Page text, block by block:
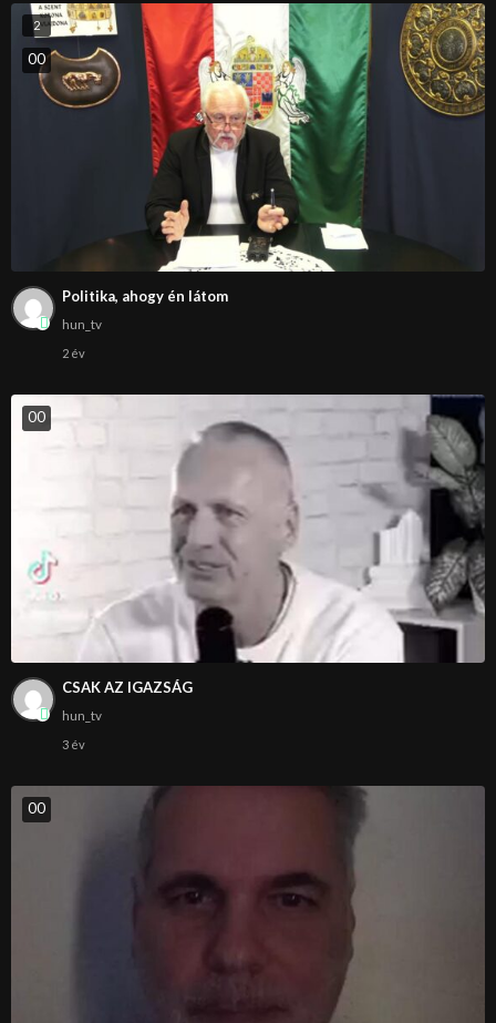
2
00
Politika, ahogy én látom
hun_tv
2 év
00
CSAK AZ IGAZSÁG
hun_tv
3 év
00